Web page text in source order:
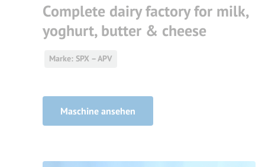
Complete dairy factory for milk,
yoghurt, butter & cheese
Marke: SPX – APV
Maschine ansehen